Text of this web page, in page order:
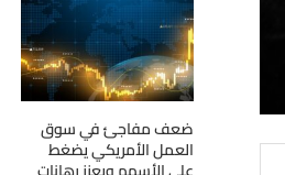
ضعف مفاجئ في سوق
العمل الأمريكي يضغط